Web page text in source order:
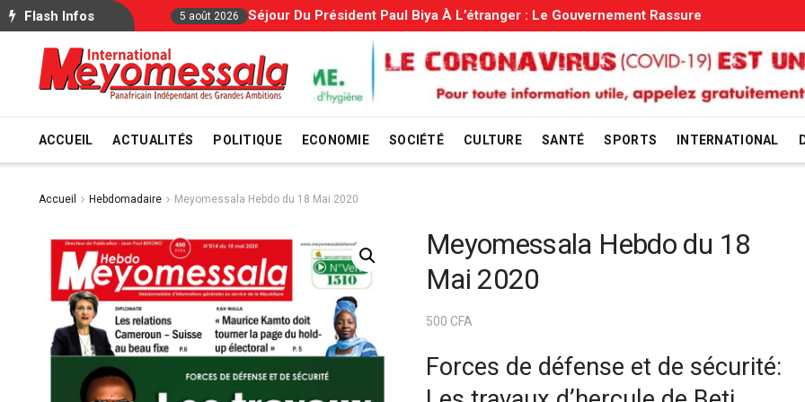
ACCUEIL ACTUALITÉS POLITIQUE ECONOMIE SOCIÉTÉ CULTURE SANTÉ SPORTS INTERNATIONAL
Accueil Hebdomadaire Meyomessala Hebdo du 18 Mai 2020
Meyomessala Hebdo du 18
Mai 2020
500 CFA
Forces de défense et de sécurité:
Flash Infos
Séjour Du Président Paul Biya À L’étranger : Le Gouvernement Rassure